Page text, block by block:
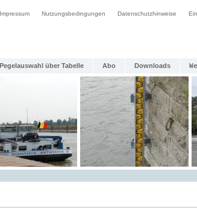
Impressum Nutzungsbedingungen Datenschutzhinweise
Pegelauswahl über Tabelle Abo Downloads